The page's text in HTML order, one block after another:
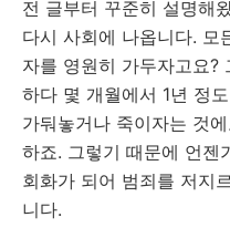
전 글부터 꾸준히 설명해
다시 사회에 나옵니다. 모
자를 영원히 가두자고요?
하다 몇 개월에서 1년 정
가둬놓거나 죽이자는 것
하죠. 그렇기 때문에 언젠
회화가 되어 범죄를 저지
니다.